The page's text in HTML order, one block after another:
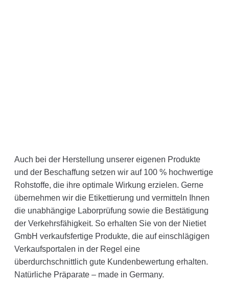
Auch bei der Herstellung unserer eigenen Produkte
und der Beschaffung setzen wir auf 100 % hochwertige
Rohstoffe, die ihre optimale Wirkung erzielen. Gerne
übernehmen wir die Etikettierung und vermitteln Ihnen
die unabhängige Laborprüfung sowie die Bestätigung
der Verkehrsfähigkeit. So erhalten Sie von der Nietiet
GmbH verkaufsfertige Produkte, die auf einschlägigen
Verkaufsportalen in der Regel eine
überdurchschnittlich gute Kundenbewertung erhalten.
Natürliche Präparate – made in Germany.